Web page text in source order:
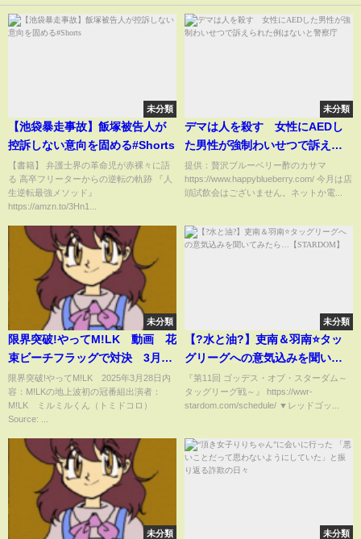
未分類
【池袋暴走事故】飯塚被告人が
控訴しない意向を固める#Shorts
【書籍】 弁護士界の革命児が赤裸々に語
る 高卒フリーターからの逆転の軌跡 『人
生逆転最強メソッド』
https://amzn.to/3Hn1...
未分類
デマは人を殺す 女性にAEDし
た男性が強制わいせつで訴えら
れた例はないと警察庁
提供：贅沢ブルーベリー酢のカサマ
https://www.happyblueberry.com/ 今月は店
頭試飲会はございません。ネットか電...
未分類
限界突破!やってM!LK 動画 花
束ビーチフラッグで対決 3月28
日
限界突破!やってM!LK 2025年3月28日内
容：M!LKの地上波初の冠番組出演者：
M!LK ミルミルくん（トミドコロ）
Source: ...
未分類
【?水と油?】吏南＆羽南⭐️タッ
グリーグへの意気込みを聞いて
みたら…【STARDOM】
『第11回 ゴッデス・オブ・スターダム～
タッグリーグ戦～』 https://wwr-
stardom.com/schedule/ ▼レッドゴッ...
未分類 未分類